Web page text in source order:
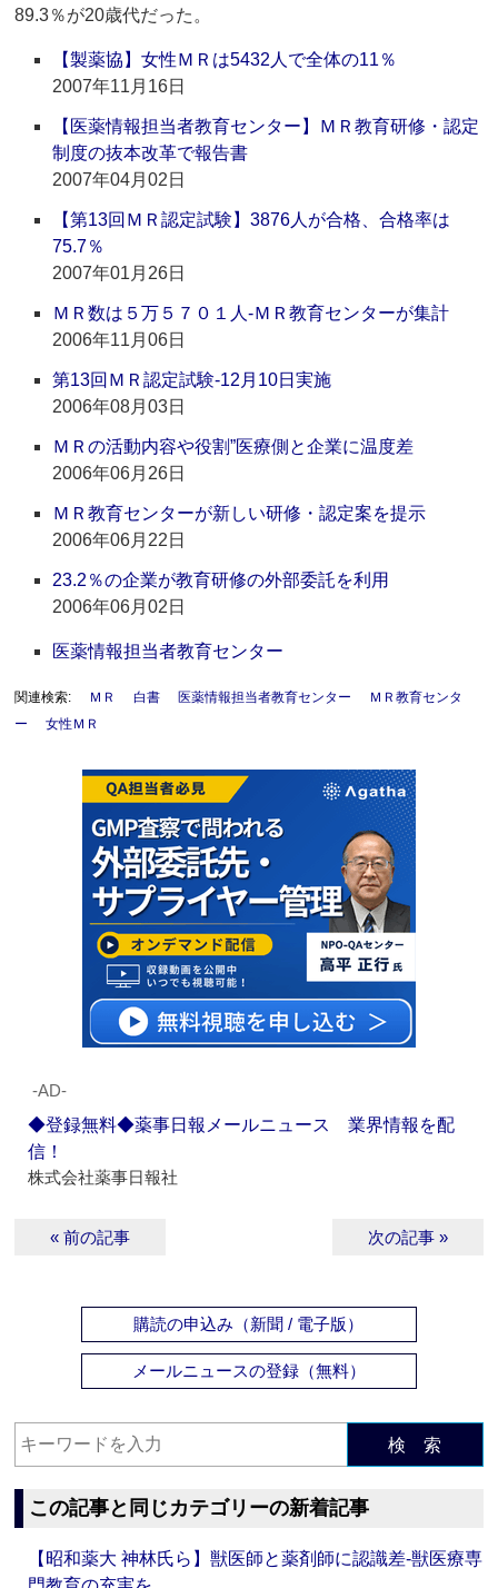
89.3％が20歳代だった。
【製薬協】女性ＭＲは5432人で全体の11％
2007年11月16日
【医薬情報担当者教育センター】ＭＲ教育研修・認定
制度の抜本改革で報告書
2007年04月02日
【第13回ＭＲ認定試験】3876人が合格、合格率は
75.7％
2007年01月26日
ＭＲ数は５万５７０１人‐ＭＲ教育センターが集計
2006年11月06日
第13回ＭＲ認定試験‐12月10日実施
2006年08月03日
ＭＲの活動内容や役割”医療側と企業に温度差
2006年06月26日
ＭＲ教育センターが新しい研修・認定案を提示
2006年06月22日
23.2％の企業が教育研修の外部委託を利用
2006年06月02日
医薬情報担当者教育センター
関連検索: ＭＲ 白書 医薬情報担当者教育センター
ＭＲ教育センタ
ー
女性ＭＲ
‐AD‐
◆登録無料◆薬事日報メールニュース 業界情報を配
信！
株式会社薬事日報社
« 前の記事 次の記事 »
購読の申込み（新聞 / 電子版）
メールニュースの登録（無料）
検 索
この記事と同じカテゴリーの新着記事
【昭和薬大 神林氏ら】獣医師と薬剤師に認識差‐獣医療専